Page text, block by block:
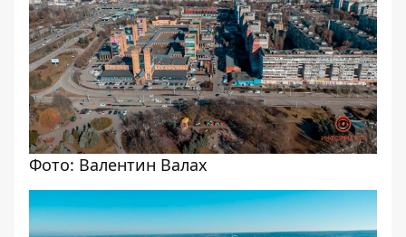
Фото: Валентин Валах